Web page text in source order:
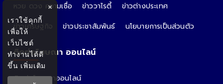
หวย ดวง ความเชื่อ
ข่าววาไรตี้
ข่าวต่างประเทศ
ข่าวเศรษฐกิจ
ข่าวประชาสัมพันธ์ นโยบายการเป็นส่วนตัว
ติดต่อโฆษณา ออนไลน์
ติดต่อโฆษณาออนไลน์
×
เราใช้คุกกี้
เพื่อให้
เว็บไซต์
ทำงานได้ดี
ขึ้น เพิ่มเติม